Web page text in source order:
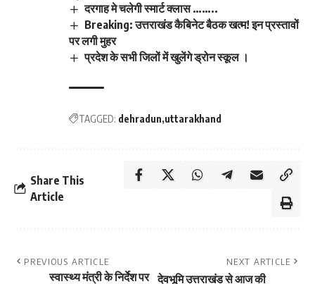
दरगाह मे चलेगी स्मार्ट क्लास ……..
Breaking: उत्तराखंड कैबिनेट बैठक खत्म! इन प्रस्तावों
पर लगी मुहर
प्रदेश के सभी जिलों में खुलेंगे ड्रोन स्कूल ।
TAGGED: dehradun uttarakhand
Share This
Article
PREVIOUS ARTICLE
स्वास्थ्य मंत्री के निर्देश पर
NEXT ARTICLE
देवभूमि उत्तराखंड से आज की